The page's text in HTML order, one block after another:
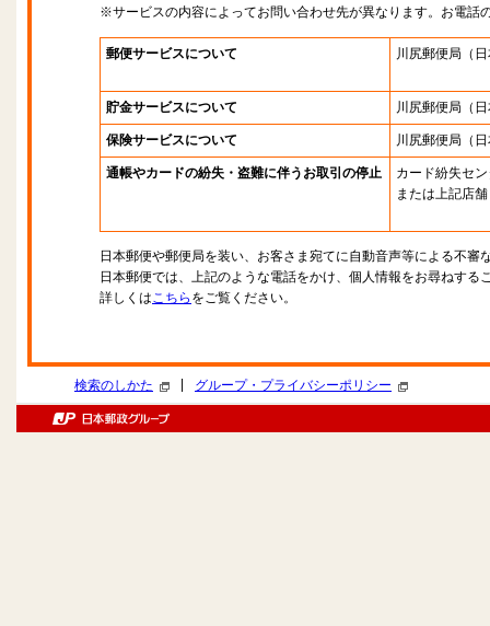
※サービスの内容によってお問い合わせ先が異なります。お電話
郵便サービスについて 川尻郵便局 （
貯金サービスについて 川尻郵便局 （
保険サービスについて 川尻郵便局 （
通帳やカードの紛失・盗難に伴うお取引の停止
カード紛失セ
または上記店舗
日本郵便や郵便局を装い、お客さま宛てに自動音声等による不審
日本郵便では、上記のような電話をかけ、個人情報をお尋ねする
詳しくはこちら をご覧ください。
検索のしかた グループ・プライバシーポリシー